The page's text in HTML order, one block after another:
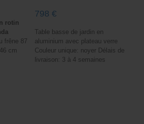
rotin
frêne 87
cm
798 €
Table basse de jardin en
aluminium avec plateau verre
Couleur unique: noyer Délais de
livraison: 3 à 4 semaines